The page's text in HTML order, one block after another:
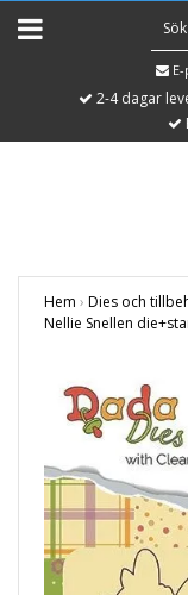
2-4 dagar
Hem › Dies och
Nellie Snellen